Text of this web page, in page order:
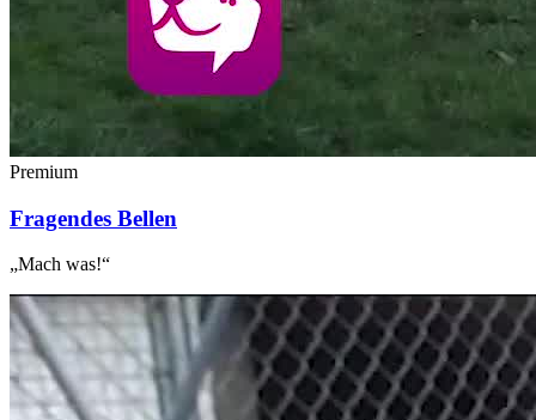
Premium
Fragendes Bellen
„Mach was!“